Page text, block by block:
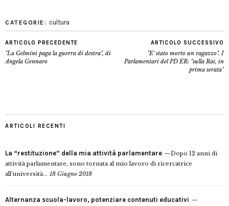
CATEGORIE: cultura
ARTICOLO PRECEDENTE
"La Gelmini paga la guerra di destra", di
Angela Gennaro
ARTICOLO SUCCESSIVO
"E' stato morto un ragazzo". I
Parlamentari del PD ER: "sulla Rai, in
prima serata"
ARTICOLI RECENTI
La “restituzione” della mia attività parlamentare
Dopo 12 anni di
attività parlamentare, sono tornata al mio lavoro di ricercatrice
all’università... 18 Giugno 2018
Alternanza scuola-lavoro, potenziare contenuti educativi